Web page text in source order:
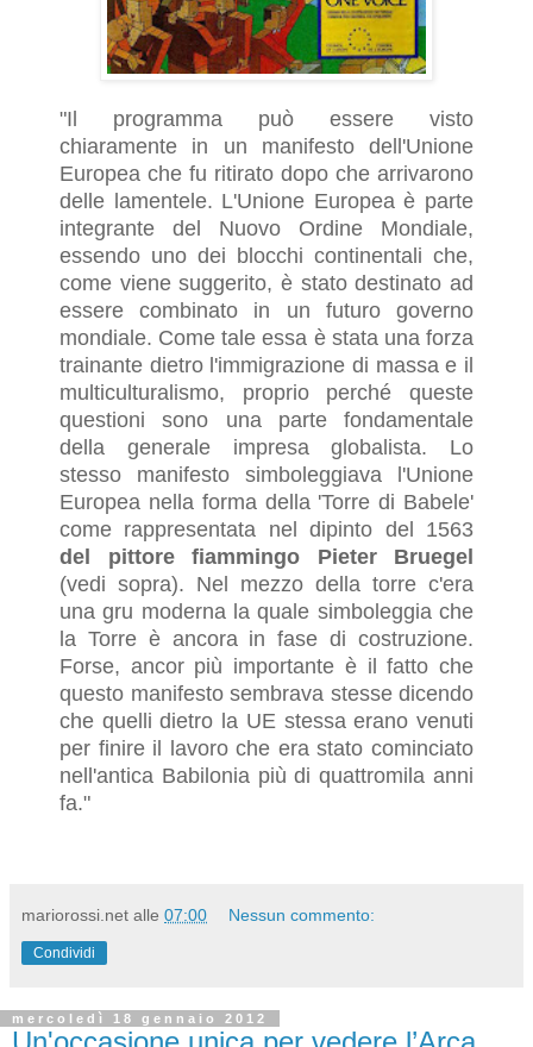
"Il programma può essere visto
chiaramente in un manifesto dell'Unione
Europea che fu ritirato dopo che arrivarono
delle lamentele. L'Unione Europea è parte
integrante del Nuovo Ordine Mondiale,
essendo uno dei blocchi continentali che,
come viene suggerito, è stato destinato ad
essere combinato in un futuro governo
mondiale. Come tale essa è stata una forza
trainante dietro l'immigrazione di massa e il
multiculturalismo, proprio perché queste
questioni sono una parte fondamentale
della generale impresa globalista. Lo
stesso manifesto simboleggiava l'Unione
Europea nella forma della 'Torre di Babele'
come rappresentata nel dipinto del 1563
del pittore fiammingo
Pieter Bruegel
(vedi sopra). Nel mezzo della torre c'era
una gru moderna la quale simboleggia che
la Torre è ancora in fase di costruzione.
Forse, ancor più importante è il fatto che
questo manifesto sembrava stesse dicendo
che quelli dietro la UE stessa erano venuti
per finire il lavoro che era stato cominciato
nell'antica Babilonia più di quattromila anni
fa."
mariorossi.net alle 07:00 Nessun commento:
Condividi
mercoledì 18 gennaio 2012